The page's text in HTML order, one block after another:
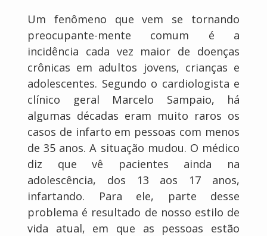
Um fenômeno que vem se tornando
preocupante-mente comum é a
incidência cada vez maior de doenças
crônicas em adultos jovens, crianças e
adolescentes. Segundo o cardiologista e
clínico geral Marcelo Sampaio, há
algumas décadas eram muito raros os
casos de infarto em pessoas com menos
de 35 anos. A situação mudou. O médico
diz que vê pacientes ainda na
adolescência, dos 13 aos 17 anos,
infartando. Para ele, parte desse
problema é resultado de nosso estilo de
vida atual, em que as pessoas estão